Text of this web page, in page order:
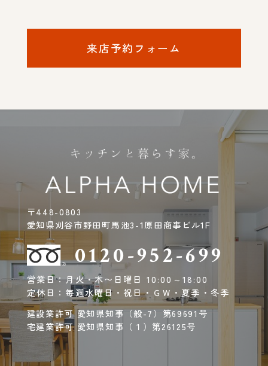
来店予約フォーム
〒448-0803
愛知県刈谷市野田町馬池3-1原田商事ビル1F
0120-952-699
営業日：月火・木〜日曜日 10:00～18:00
定休日：毎週水曜日・祝日・ＧＷ・夏季・冬季
建設業許可 愛知県知事（般-7）第69691号
宅建業許可 愛知県知事（１）第26125号